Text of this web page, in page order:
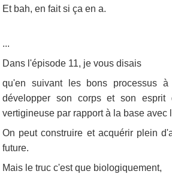
Et bah, en fait si ça en a.
...
Dans l'épisode 11, je vous disais
qu'en suivant les bons processus
développer son corps et son esprit
vertigineuse par rapport à la base avec
On peut construire et acquérir plein
future.
Mais le truc c'est que biologiquement,